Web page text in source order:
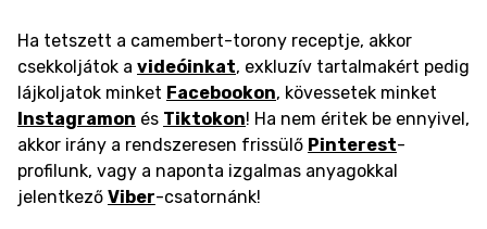
Ha tetszett a camembert-torony receptje, akkor
csekkoljátok a videóinkat, exkluzív tartalmakért pedig
lájkoljatok minket Facebookon, kövessetek minket
Instagramon és Tiktokon! Ha nem éritek be ennyivel,
akkor irány a rendszeresen frissülő Pinterest-
profilunk, vagy a naponta izgalmas anyagokkal
jelentkező Viber-csatornánk!